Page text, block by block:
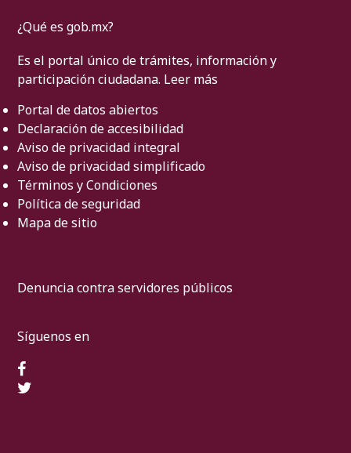
¿Qué es gob.mx?
Es el portal único de trámites, información y
participación ciudadana. Leer más
Portal de datos abiertos
Declaración de accesibilidad
Aviso de privacidad integral
Aviso de privacidad simplificado
Términos y Condiciones
Política de seguridad
Mapa de sitio
Denuncia contra servidores públicos
Síguenos en